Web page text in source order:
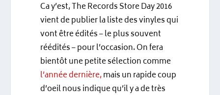
Ca y’est, The Records Store Day 2016
vient de publier la liste des vinyles qui
vont être édités – le plus souvent
réédités – pour l’occasion. On fera
bientôt une petite sélection comme
l’année dernière,mais un rapide coup
d’oeil nous indique qu’il y a de très